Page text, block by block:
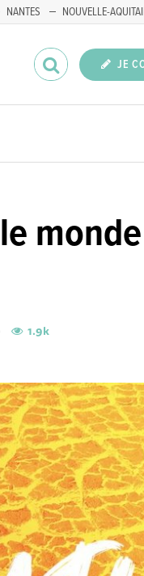
NANTES NOUVELLE-
JE
1.9k